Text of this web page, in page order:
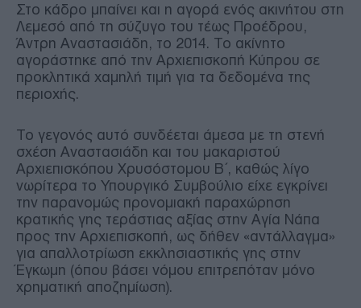
Στο κάδρο μπαίνει και η αγορά ενός ακινήτου στη
Λεμεσό από τη σύζυγο του τέως Προέδρου,
Άντρη Αναστασιάδη, το 2014. Το ακίνητο
αγοράστηκε από την Αρχιεπισκοπή Κύπρου σε
προκλητικά χαμηλή τιμή για τα δεδομένα της
περιοχής.
Το γεγονός αυτό συνδέεται άμεσα με τη στενή
σχέση Αναστασιάδη και του μακαριστού
Αρχιεπισκόπου Χρυσόστομου Β΄, καθώς λίγο
νωρίτερα το Υπουργικό Συμβούλιο είχε εγκρίνει
την παρανομώς προνομιακή παραχώρηση
κρατικής γης τεράστιας αξίας στην Αγία Νάπα
προς την Αρχιεπισκοπή, ως δήθεν «αντάλλαγμα»
για απαλλοτρίωση εκκλησιαστικής γης στην
Έγκωμη (όπου βάσει νόμου επιτρεπόταν μόνο
χρηματική αποζημίωση).